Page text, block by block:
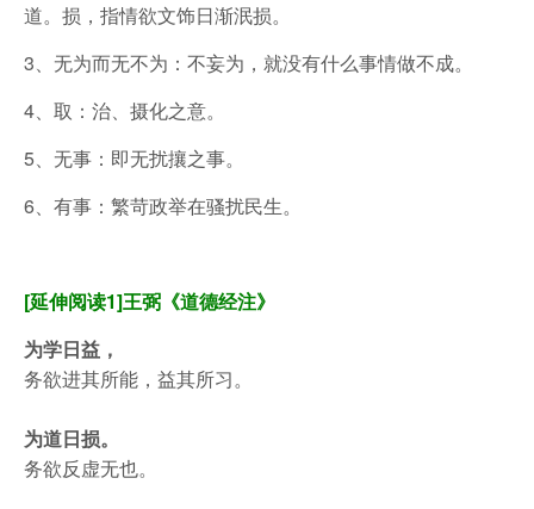
道。损，指情欲文饰日渐泯损。
3、无为而无不为：不妄为，就没有什么事情做不成。
4、取：治、摄化之意。
5、无事：即无扰攘之事。
6、有事：繁苛政举在骚扰民生。
[延伸阅读1]王弼《道德经注》
为学日益，
务欲进其所能，益其所习。
为道日损。
务欲反虚无也。